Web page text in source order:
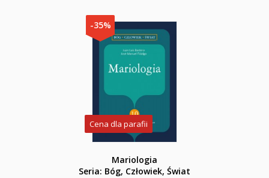
-35%
Cena dla parafii
Mariologia
Seria: Bóg, Człowiek, Świat